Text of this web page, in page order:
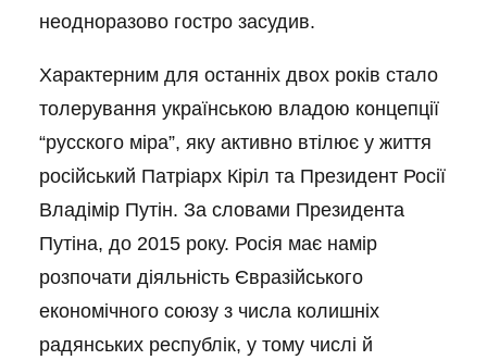
неодноразово гостро засудив.
Характерним для останніх двох років стало
толерування українською владою концепції
“русского міра”, яку активно втілює у життя
російський Патріарх Кіріл та Президент Росії
Владімір Путін. За словами Президента
Путіна, до 2015 року. Росія має намір
розпочати діяльність Євразійського
економічного союзу з числа колишніх
радянських республік, у тому числі й